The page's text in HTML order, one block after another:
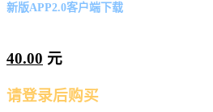
新版APP2.0客户端下载
40.00 元
请登录后购买